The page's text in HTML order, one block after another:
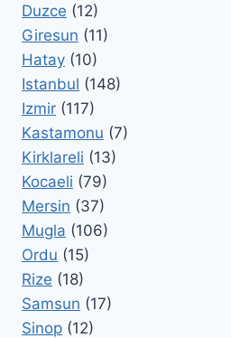
Duzce (12)
Giresun (11)
Hatay (10)
Istanbul (148)
Izmir (117)
Kastamonu (7)
Kirklareli (13)
Kocaeli (79)
Mersin (37)
Mugla (106)
Ordu (15)
Rize (18)
Samsun (17)
Sinop (12)